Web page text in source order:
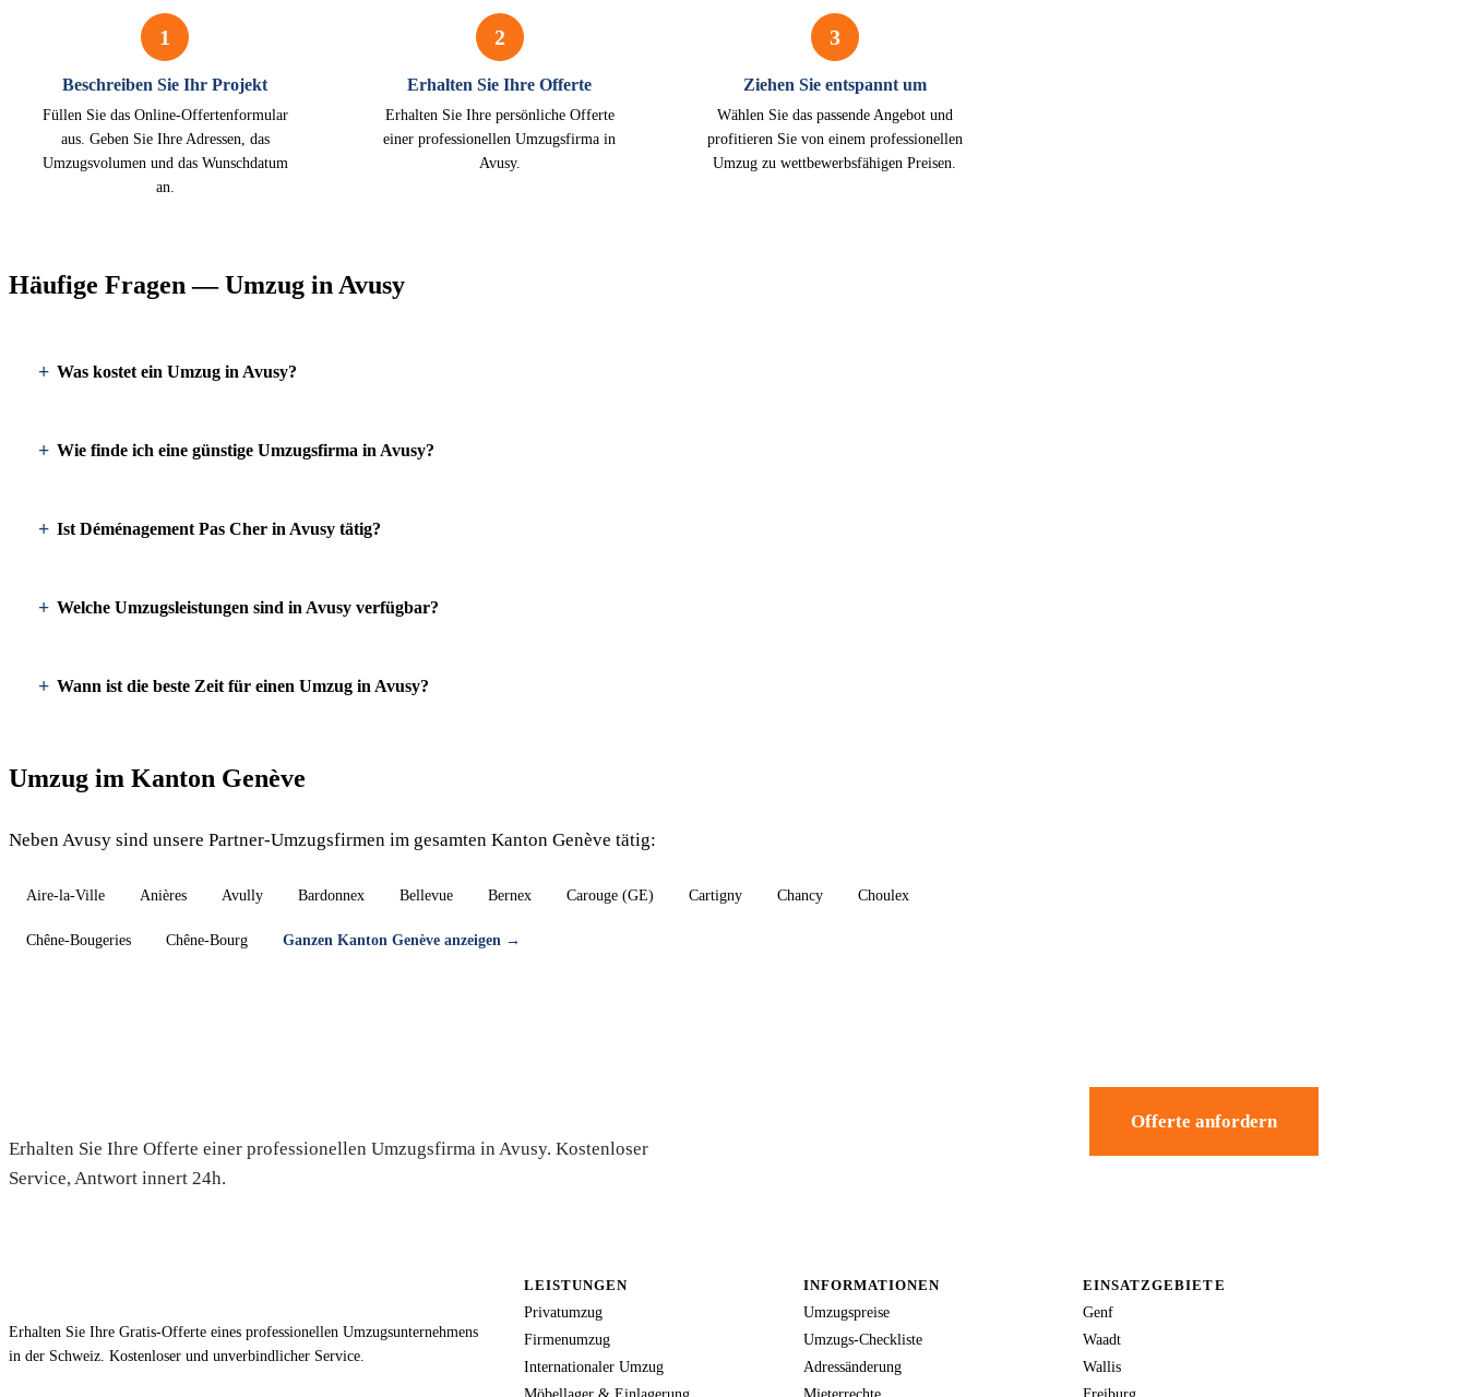
1
Beschreiben Sie Ihr Projekt
Füllen Sie das Online-Offertenformular
aus. Geben Sie Ihre Adressen, das
Umzugsvolumen und das Wunschdatum
an.
2
Erhalten Sie Ihre Offerte
Erhalten Sie Ihre persönliche Offerte
einer professionellen Umzugsfirma in
Avusy.
3
Ziehen Sie entspannt um
Wählen Sie das passende Angebot und
profitieren Sie von einem professionellen
Umzug zu wettbewerbsfähigen Preisen.
Häufige Fragen — Umzug in Avusy
Was kostet ein Umzug in Avusy?
Wie finde ich eine günstige Umzugsfirma in Avusy?
Ist Déménagement Pas Cher in Avusy tätig?
Welche Umzugsleistungen sind in Avusy verfügbar?
Wann ist die beste Zeit für einen Umzug in Avusy?
Umzug im Kanton Genève
Neben Avusy sind unsere Partner-Umzugsfirmen im gesamten Kanton Genève tätig:
Aire-la-Ville Anières Avully Bardonnex Bellevue Bernex Carouge (GE) Cartigny Chancy Choulex
Chêne-Bougeries Chêne-Bourg Ganzen Kanton Genève anzeigen →
Erhalten Sie Ihre Offerte einer professionellen Umzugsfirma in Avusy. Kostenloser
Service, Antwort innert 24h.
Offerte anfordern
Erhalten Sie Ihre Gratis-Offerte eines professionellen Umzugsunternehmens
in der Schweiz. Kostenloser und unverbindlicher Service.
LEISTUNGEN
Privatumzug
Firmenumzug
Internationaler Umzug
Möbellager & Einlagerung
INFORMATIONEN
Umzugspreise
Umzugs-Checkliste
Adressänderung
Mieterrechte
EINSATZGEBIETE
Genf
Waadt
Wallis
Freiburg